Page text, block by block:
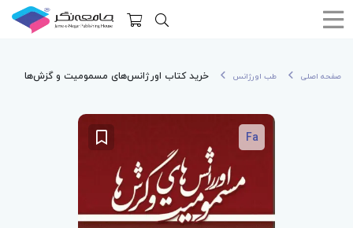
صفحه اصلی طب اورژانس خرید کتاب اورژانس‌های مسمومیت و گزش‌ها
Fa